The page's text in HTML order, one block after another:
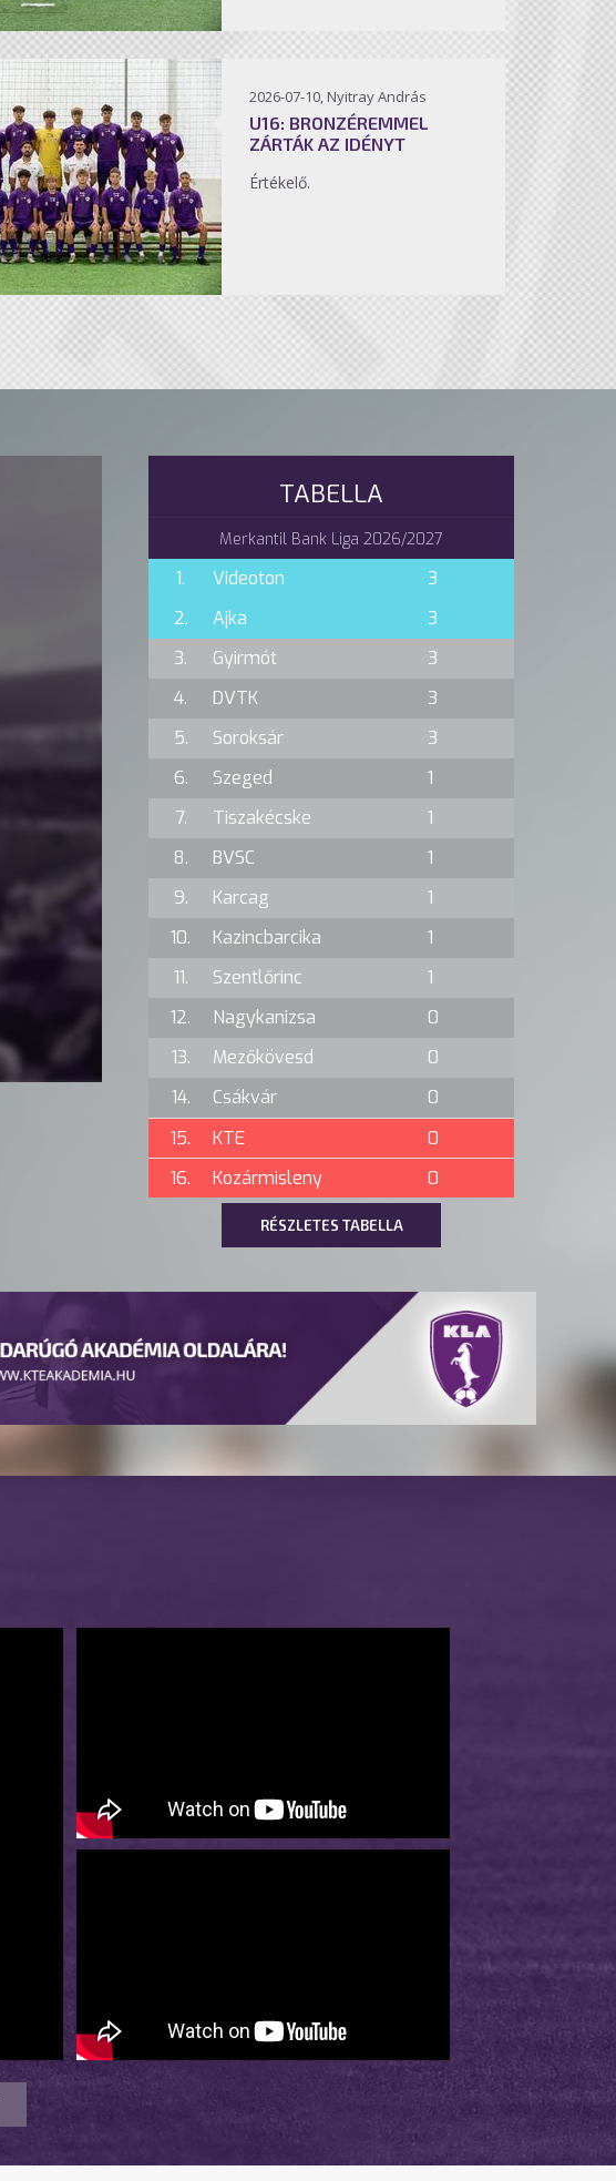
2026-07-10, Nyitray András
U16: BRONZÉREMMEL
ZÁRTÁK AZ IDÉNYT
Értékelő.
TABELLA
Merkantil Bank Liga 2026/2027
1. Videoton
3
2.
Ajka
3
3.
Gyirmót
3
4.
DVTK
3
5.
Soroksár
3
6.
Szeged
1
7.
Tiszakécske
1
8.
BVSC
1
9.
Karcag
1
10.
Kazincbarcika
1
11.
Szentlőrinc
1
12.
Nagykanizsa
0
13.
Mezőkövesd
0
14.
Csákvár
0
15.
KTE
0
16.
Kozármisleny 0
RÉSZLETES TABELLA